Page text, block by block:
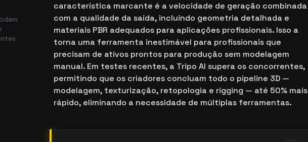
característica marcante é a velocidade de geração combinada
com a qualidade da saída, incluindo geometria detalhada e
materiais PBR adequados para aplicações profissionais. Isso a
torna uma ferramenta inestimável para profissionais que
precisam de ativos prontos para produção sem modelagem
manual. Em testes recentes, a Tripo AI supera os concorrentes,
permitindo que os criadores concluam todo o pipeline 3D —
modelagem, texturização, retopologia e rigging — até 50% mais
rápido, eliminando a necessidade de múltiplas ferramentas.